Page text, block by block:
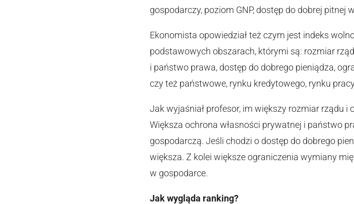
gospodarczy, poziom GNP, dostęp do dobrej pitnej
Ekonomista opowiedział też czym jest indeks
podstawowych obszarach, którymi są: rozmiar
i państwo prawa, dostęp do dobrego pieniądza,
czy też państwowe, rynku kredytowego, rynku
Jak wyjaśniał profesor, im większy rozmiar rządu
Większa ochrona własności prywatnej i państwo
gospodarczą. Jeśli chodzi o dostęp do dobrego
większa. Z kolei większe ograniczenia wymiany
w gospodarce.
Jak wygląda ranking?